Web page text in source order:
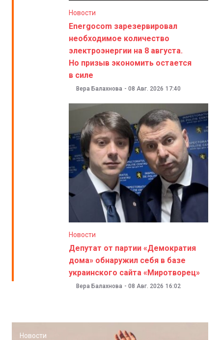
Новости
Energocom зарезервировал
необходимое количество
электроэнергии на 8 августа.
Но призыв экономить остается
в силе
Вера Балахнова - 08 Авг. 2026 17:40
Новости
Депутат от партии «Демократия
дома» обнаружил себя в базе
украинского сайта «Миротворец»
Вера Балахнова - 08 Авг. 2026 16:02
Новости